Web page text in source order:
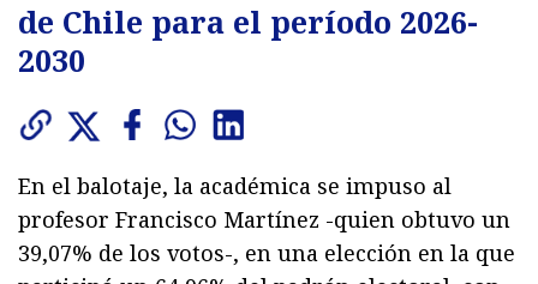
de Chile para el período 2026-
2030
En el balotaje, la académica se impuso al
profesor Francisco Martínez -quien obtuvo un
39,07% de los votos-, en una elección en la que